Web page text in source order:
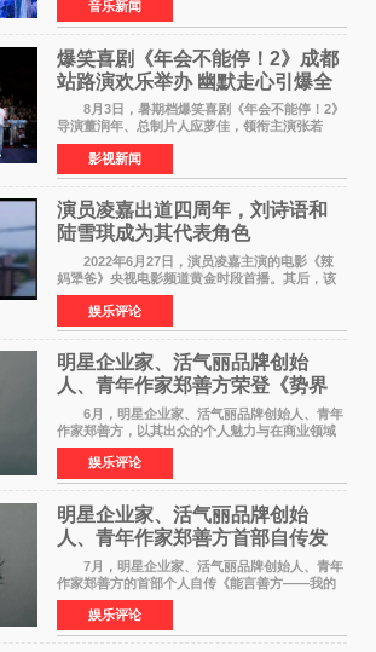
Creative Awards白金奖（Platinum Winner）、
英国London Design
音乐新闻
爆笑喜剧《年会不能停！2》成都
站路演欢乐举办 幽默走心引爆全
场共鸣
8月3日，暑期档爆笑喜剧《年会不能停！2》
导演董润年、总制片人应萝佳，领衔主演张若
昀、白客，惊喜出演庄达菲，特别主演孙艺洲，
特别出演田雨，友情出演欧阳奋强出席成都路
演，与观众近距离互
影视新闻
演员凌嘉出道四周年，刘诗语和
陆雪琪成为其代表角色
2022年6月27日，演员凌嘉主演的电影《辣
妈犟爸》央视电影频道黄金时段首播。其后，该
电影在央视电影频道多次复播（2022年8月10
日，2022年9月30日，2023年7月17日，2025年7
月14日）。除了多次复
娱乐评论
明星企业家、活气丽品牌创始
人、青年作家郑善方荣登《势界
POWERCIRCLES》6月刊
6月，明星企业家、活气丽品牌创始人、青年
作家郑善方，以其出众的个人魅力与在商业领域
的卓越建树，成功登上《势界
POWERCIRCLES》，展现了他在时尚与商业领
域的双重影响力。 明星企业家、青
娱乐评论
明星企业家、活气丽品牌创始
人、青年作家郑善方首部自传发
布， 书写跨界创业者的成长答卷
7月，明星企业家、活气丽品牌创始人、青年
作家郑善方的首部个人自传《能言善方——我的
跨界人生》正式发行。这本书以他的人生轨迹为
脉络，首次完整公开了从逐梦少年到横跨美业、
公益等多领域的
娱乐评论